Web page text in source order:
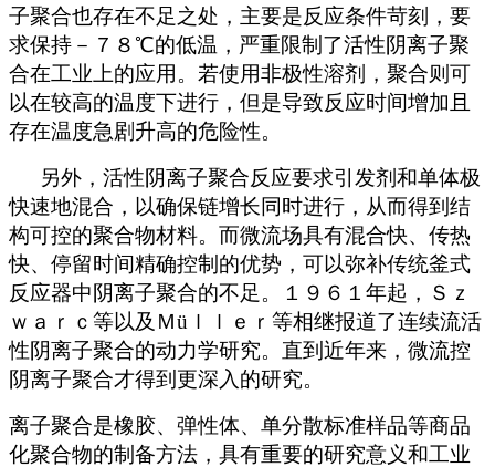
子聚合也存在不足之处，主要是反应条件苛刻，要
求保持－７８℃的低温，严重限制了活性阴离子聚
合在工业上的应用。若使用非极性溶剂，聚合则可
以在较高的温度下进行，但是导致反应时间增加且
存在温度急剧升高的危险性。
另外，活性阴离子聚合反应要求引发剂和单体极
快速地混合，以确保链增长同时进行，从而得到结
构可控的聚合物材料。而微流场具有混合快、传热
快、停留时间精确控制的优势，可以弥补传统釜式
反应器中阴离子聚合的不足。１９６１年起，Ｓｚ
ｗａｒｃ等以及Ｍüｌｌｅｒ等相继报道了连续流活
性阴离子聚合的动力学研究。直到近年来，微流控
阴离子聚合才得到更深入的研究。
离子聚合是橡胶、弹性体、单分散标准样品等商品
化聚合物的制备方法，具有重要的研究意义和工业